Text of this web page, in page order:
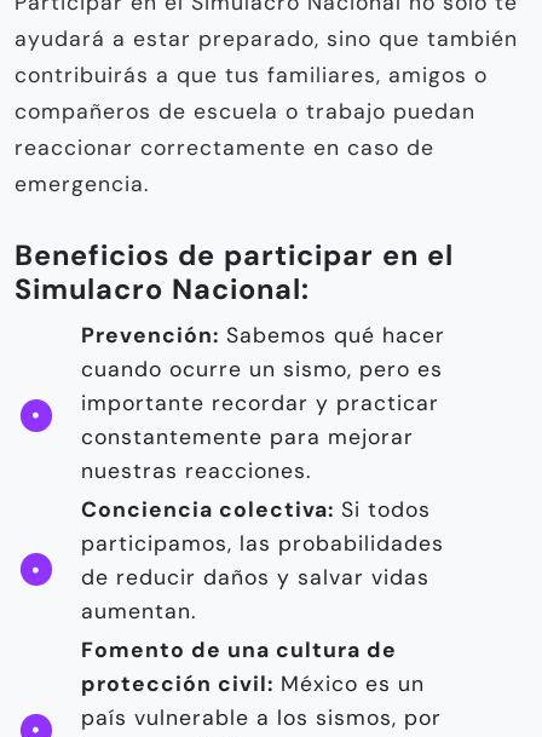
ayudará a estar preparado, sino que también
contribuirás a que tus familiares, amigos o
compañeros de escuela o trabajo puedan
reaccionar correctamente en caso de
emergencia.
Beneficios de participar en el
Simulacro Nacional:
Prevención: Sabemos qué hacer
cuando ocurre un sismo, pero es
importante recordar y practicar
constantemente para mejorar
nuestras reacciones.
Conciencia colectiva: Si todos
participamos, las probabilidades
de reducir daños y salvar vidas
aumentan.
Fomento de una cultura de
protección civil: México es un
país vulnerable a los sismos, por